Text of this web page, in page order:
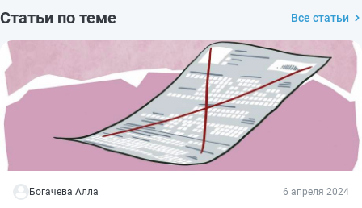
Статьи по теме Все статьи
Богачева Алла 6 апреля 2024